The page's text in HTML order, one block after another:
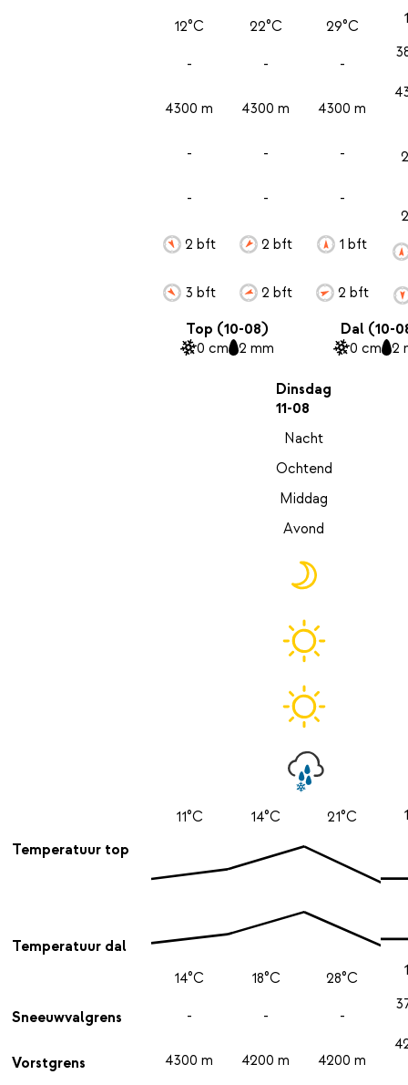
Temperatuur top
Temperatuur dal
Sneeuwvalgrens
Vorstgrens
12°C
-
4300 m
-
-
2 bft
3 bft
22°C
-
4300 m
-
-
2 bft
2 bft
29°C
-
4300 m
-
-
1 bft
2 bft
Top (10-08)
0 cm 2 mm
Dal (10-
0 cm 2
Dinsdag
11-08
Nacht
Ochtend
Middag
Avond
11°C
14°C
-
4300 m
14°C
18°C
-
4200 m
21°C
28°C
-
4200 m